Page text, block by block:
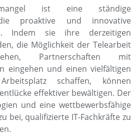
ist eine ständige
proaktive und innovative
Indem sie ihre derzeitigen
die Möglichkeit der Telearbeit
Partnerschaften mit
eingehen und einen vielfältigen
schaffen, können
effektiver bewältigen. Der
und eine wettbewerbsfähige
bei, qualifizierte IT-Fachkräfte zu